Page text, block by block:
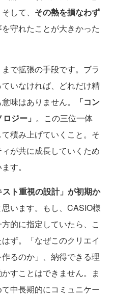
して、 その熱を損なわず
守れたことが大きかった
で拡張の手段です。ブラ
いなければ、どれだけ精
味はありません。
「コン
ジー」 。この三位一体
積み上げていくこと。そ
が共に成長していくため
す。
スト重視の設計」が初期か
います。もし、CASIO様
的に指定していたら、こ
ず。「なぜこのクリエイ
るのか」、納得できる理
すことはできません。ま
中長期的にコミュニケー